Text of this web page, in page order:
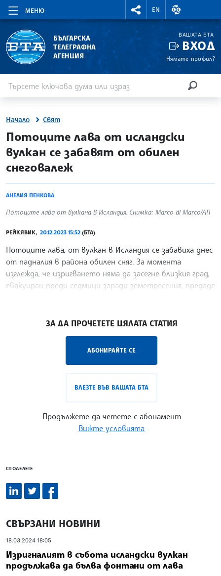
МЕНЮ
RIGHTMENU.SOCIAL
EN
ВАЛУТНИ
БЪЛГАРСКА
ТЕЛЕГРАФНА
АГЕНЦИЯ
ВАШАТА БТА
ВХОД
Нямате профил?
Начало Свят
site.bta
Потоците лава от исландски
вулкан се забавят от обилен
снеговалеж
АНЕЛИЯ ПЕНКОВА
Потоците лава от вулкана в Исландия. Снимка: Marco di Marco/АП
РЕЙКЯВИК, 20.12.2023 15:52 (БТА)
Потоците лава, от вулкан в Исландия се забавиха днес
от падналия в района обилен сняг. За момента
изглежда, че изригването няма да засегне близкия град,
евакуиран преди седмици заради земетресения, предаде
ЗА ДА ПРОЧЕТЕТЕ ЦЯЛАТА СТАТИЯ
АБОНИРАЙТЕ СЕ
ВЛЕЗТЕ ВЪВ ВАШАТА БТА
Продължете да четете с абонамент
Вижте условията
СПОДЕЛЕТЕ
СВЪРЗАНИ НОВИНИ
18.03.2024 18:05
Изригналият в събота исландски вулкан
продължава да бълва фонтани от лава